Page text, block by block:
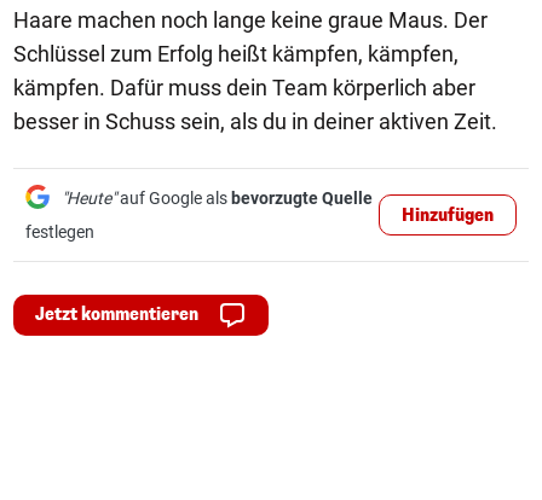
Haare machen noch lange keine graue Maus. Der
Schlüssel zum Erfolg heißt kämpfen, kämpfen,
kämpfen. Dafür muss dein Team körperlich aber
besser in Schuss sein, als du in deiner aktiven Zeit.
"Heute"auf Google als bevorzugte Quelle
festlegen
Hinzufügen
Jetzt kommentieren